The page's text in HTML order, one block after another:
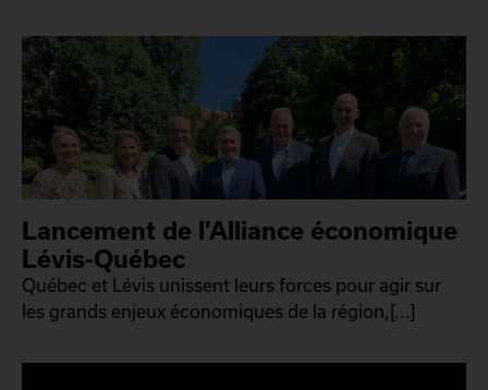
Lancement de l’Alliance économique
Lévis-Québec
Québec et Lévis unissent leurs forces pour agir sur
les grands enjeux économiques de la région,[...]